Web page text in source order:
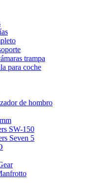
trampa
para coche
de hombro
SW-150
Seven 5